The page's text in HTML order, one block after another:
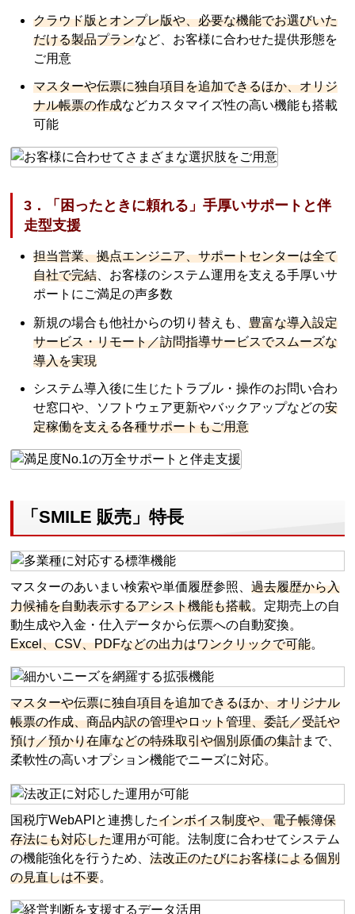
クラウド版とオンプレ版や、必要な機能でお選びいた
だける製品プランなど、お客様に合わせた提供形態を
ご用意
マスターや伝票に独自項目を追加できるほか、オリジ
ナル帳票の作成などカスタマイズ性の高い機能も搭載
可能
3．「困ったときに頼れる」手厚いサポートと伴
走型支援
担当営業、拠点エンジニア、サポートセンターは全て
自社で完結、お客様のシステム運用を支える手厚いサ
ポートにご満足の声多数
新規の場合も他社からの切り替えも、豊富な導入設定
サービス・リモート／訪問指導サービスでスムーズな
導入を実現
システム導入後に生じたトラブル・操作のお問い合わ
せ窓口や、ソフトウェア更新やバックアップなどの安
定稼働を支える各種サポートもご用意
「SMILE 販売」特長
マスターのあいまい検索や単価履歴参照、過去履歴から入
力候補を自動表示するアシスト機能も搭載。定期売上の自
動生成や入金・仕入データから伝票への自動変換。
Excel、CSV、PDFなどの出力はワンクリックで可能。
マスターや伝票に独自項目を追加できるほか、オリジナル
帳票の作成、商品内訳の管理やロット管理、委託／受託や
預け／預かり在庫などの特殊取引や個別原価の集計まで、
柔軟性の高いオプション機能でニーズに対応。
国税庁WebAPIと連携したインボイス制度や、電子帳簿保
存法にも対応した運用が可能。法制度に合わせてシステム
の機能強化を行うため、法改正のたびにお客様による個別
の見直しは不要。